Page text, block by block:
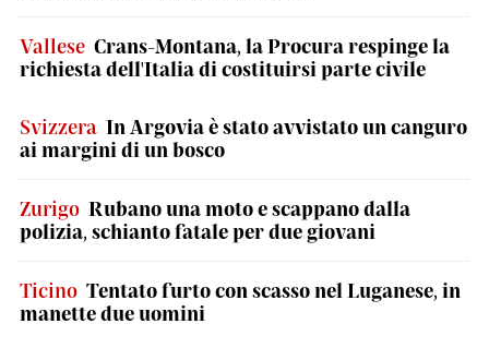
Vallese Crans-Montana, la Procura respinge la
richiesta dell'Italia di costituirsi parte civile
Svizzera In Argovia è stato avvistato un canguro
ai margini di un bosco
Zurigo Rubano una moto e scappano dalla
polizia, schianto fatale per due giovani
Ticino Tentato furto con scasso nel Luganese, in
manette due uomini